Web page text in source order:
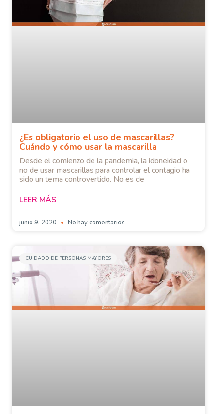
¿Es obligatorio el uso de mascarillas?
Cuándo y cómo usar la mascarilla
Desde el comienzo de la pandemia, la idoneidad o
no de usar mascarillas para controlar el contagio ha
sido un tema controvertido. No es de
LEER MÁS
junio 9, 2020 No hay comentarios
CUIDADO DE PERSONAS MAYORES